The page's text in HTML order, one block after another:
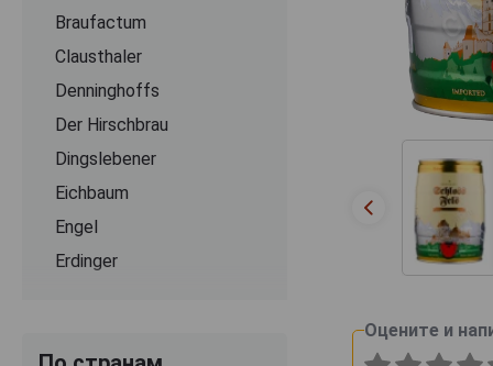
Braufactum
Clausthaler
Denninghoffs
Der Hirschbrau
Dingslebener
Eichbaum
Engel
Erdinger
Оцените и